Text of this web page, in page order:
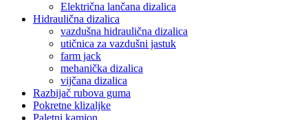
Električna lančana dizalica
Hidraulična dizalica
vazdušna hidraulična dizalica
utičnica za vazdušni jastuk
farm jack
mehanička dizalica
vijčana dizalica
Razbijač rubova guma
Pokretne klizaljke
Paletni kamion